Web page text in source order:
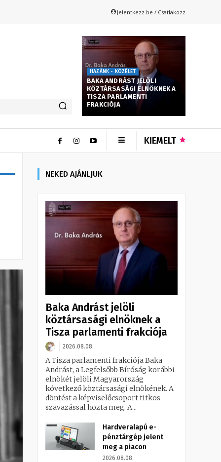
Jelentkezz be / Csatlakozz
HAZÁNK - KÖZÉLET
BAKA ANDRÁST JELÖLI
KÖZTÁRSASÁGI ELNÖKNEK A
TISZA PARLAMENTI
FRAKCIÓJA
KIEMELT
NEKED AJÁNLJUK
Baka Andrást jelöli
köztársasági elnöknek a
Tisza parlamenti frakciója
2026.08.08.
A Tisza parlamenti frakciója Baka
Andrást, a Legfelsőbb Bíróság korábbi
elnökét jelöli Magyarország
következő köztársasági elnökének. A
döntést a képviselőcsoport titkos
szavazással hozta meg. A...
Hardveralapú e-
pénztárgép jelent
meg a piacon
2026.08.08.